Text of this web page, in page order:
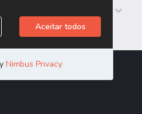
Trabalhe Conosco